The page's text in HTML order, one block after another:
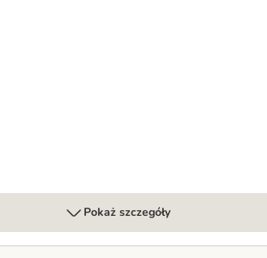
Pokaż szczegóły